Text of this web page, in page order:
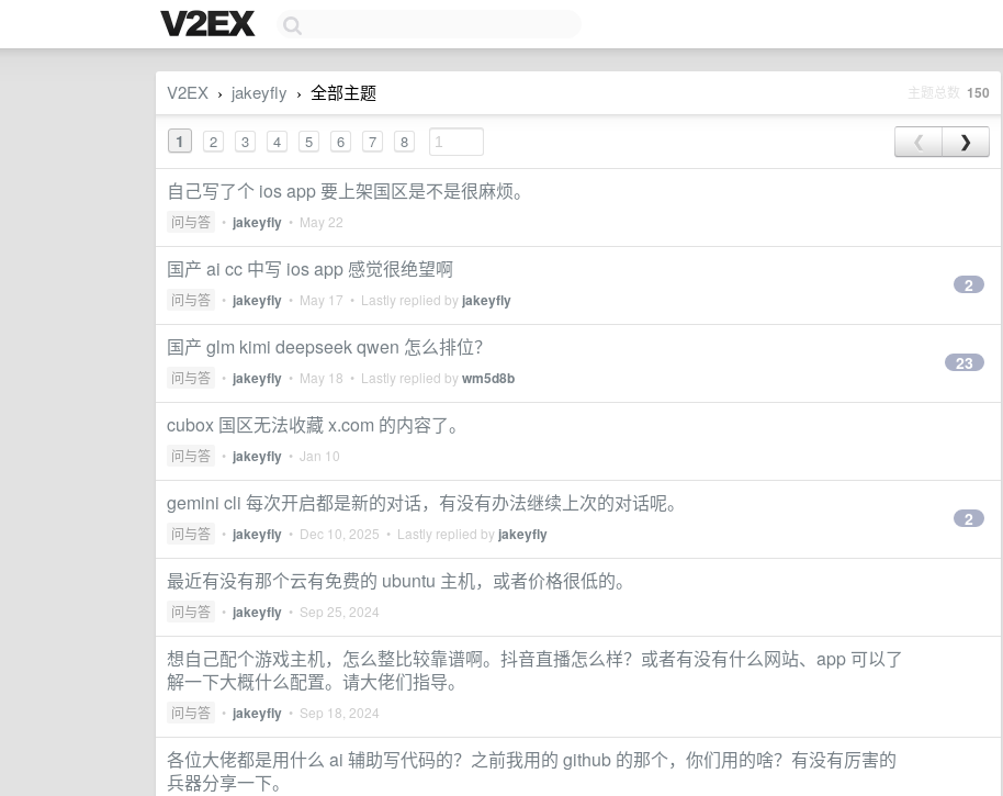
V2EX › jakeyfly › 全部主题 主题总数 150
1 2 3 4 5 6 7 8 ❮ ❯
自己写了个 ios app 要上架国区是不是很麻烦。
问与答 • jakeyfly • May 22
国产 ai cc 中写 ios app 感觉很绝望啊
问与答 • jakeyfly • May 17 • Lastly replied by jakeyfly
2
国产 glm kimi deepseek qwen 怎么排位？
问与答 • jakeyfly • May 18 • Lastly replied bywm5d8b
23
cubox 国区无法收藏 x.com 的内容了。
问与答 • jakeyfly • Jan 10
gemini cli 每次开启都是新的对话，有没有办法继续上次的对话呢。
问与答 • jakeyfly • Dec 10, 2025 • Lastly replied by jakeyfly
2
最近有没有那个云有免费的 ubuntu 主机，或者价格很低的。
问与答 • jakeyfly • Sep 25, 2024
想自己配个游戏主机，怎么整比较靠谱啊。抖音直播怎么样？或者有没有什么网站、app 可以了
解一下大概什么配置。请大佬们指导。
问与答 • jakeyfly • Sep 18, 2024
各位大佬都是用什么 ai 辅助写代码的？之前我用的 github 的那个，你们用的啥？有没有厉害的
兵器分享一下。